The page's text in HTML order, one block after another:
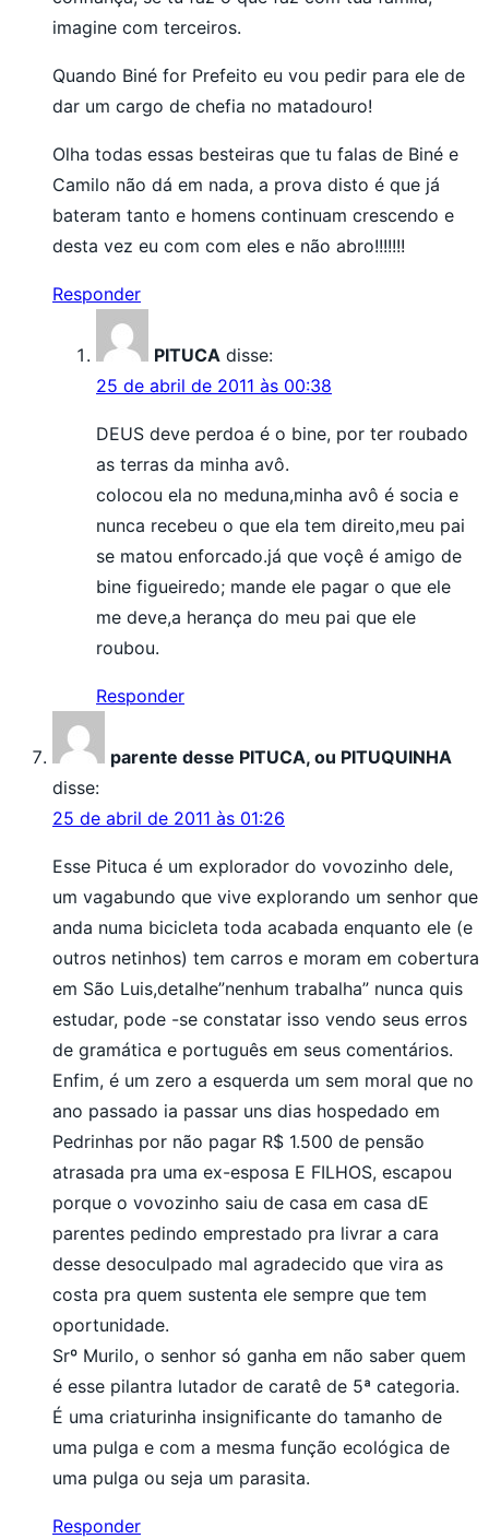
imagine com terceiros.
Quando Biné for Prefeito eu vou pedir para ele de
dar um cargo de chefia no matadouro!
Olha todas essas besteiras que tu falas de Biné e
Camilo não dá em nada, a prova disto é que já
bateram tanto e homens continuam crescendo e
desta vez eu com com eles e não abro!!!!!!!
Responder
PITUCA disse:
25 de abril de 2011 às 00:38
DEUS deve perdoa é o bine, por ter roubado
as terras da minha avô.
colocou ela no meduna,minha avô é socia e
nunca recebeu o que ela tem direito,meu pai
se matou enforcado.já que voçê é amigo de
bine figueiredo; mande ele pagar o que ele
me deve,a herança do meu pai que ele
roubou.
Responder
parente desse PITUCA, ou PITUQUINHA
disse:
25 de abril de 2011 às 01:26
Esse Pituca é um explorador do vovozinho dele,
um vagabundo que vive explorando um senhor que
anda numa bicicleta toda acabada enquanto ele (e
outros netinhos) tem carros e moram em cobertura
em São Luis,detalhe”nenhum trabalha” nunca quis
estudar, pode -se constatar isso vendo seus erros
de gramática e português em seus comentários.
Enfim, é um zero a esquerda um sem moral que no
ano passado ia passar uns dias hospedado em
Pedrinhas por não pagar R$ 1.500 de pensão
atrasada pra uma ex-esposa E FILHOS, escapou
porque o vovozinho saiu de casa em casa dE
parentes pedindo emprestado pra livrar a cara
desse desoculpado mal agradecido que vira as
costa pra quem sustenta ele sempre que tem
oportunidade.
Srº Murilo, o senhor só ganha em não saber quem
é esse pilantra lutador de caratê de 5ª categoria.
É uma criaturinha insignificante do tamanho de
uma pulga e com a mesma função ecológica de
uma pulga ou seja um parasita.
Responder